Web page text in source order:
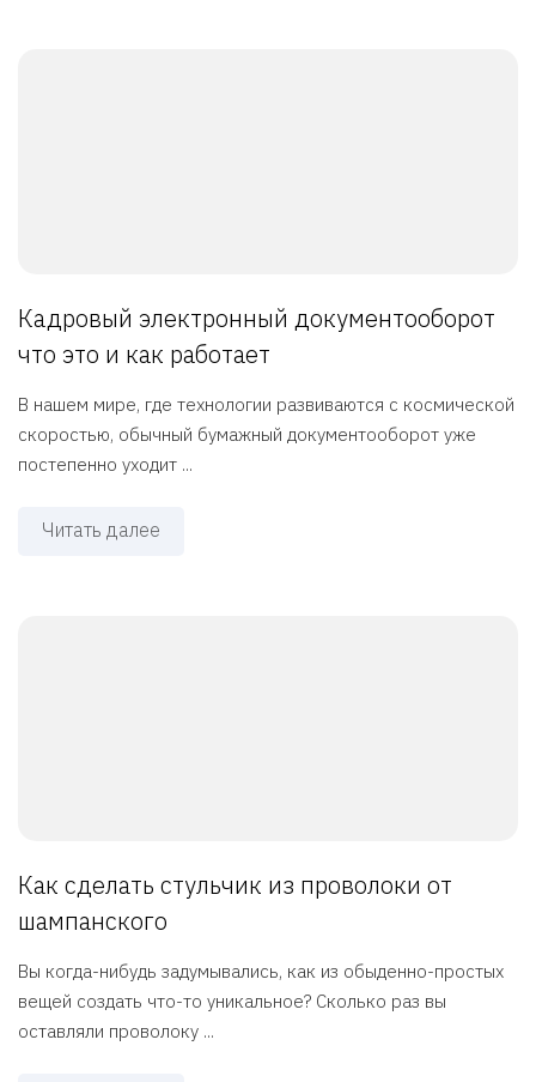
Кадровый электронный документооборот
что это и как работает
В нашем мире, где технологии развиваются с космической
скоростью, обычный бумажный документооборот уже
постепенно уходит ...
Читать далее
Как сделать стульчик из проволоки от
шампанского
Вы когда-нибудь задумывались, как из обыденно-простых
вещей создать что-то уникальное? Сколько раз вы
оставляли проволоку ...